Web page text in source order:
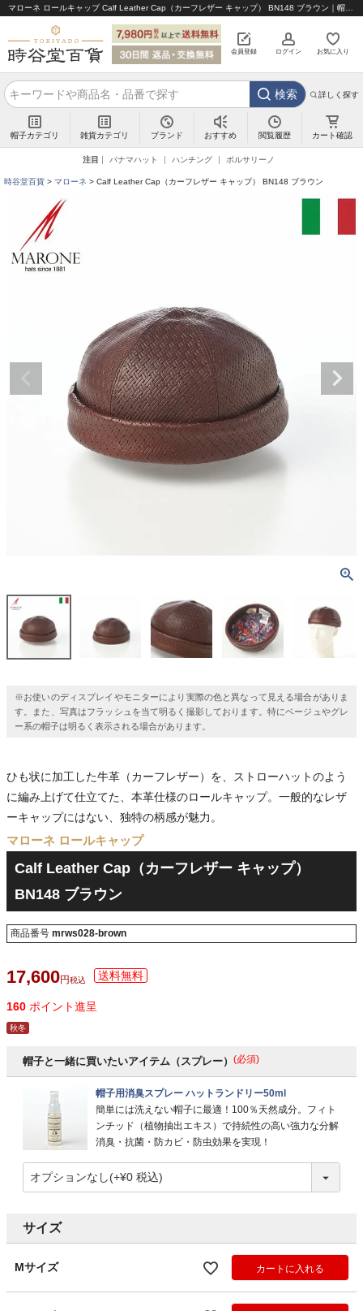
会員登録 ログイン お気に入り
検索 詳しく探す
帽子カテゴリ 雑貨カテゴリ ブランド おすすめ 閲覧履歴 カート確認
注目 パナマハット ハンチング ボルサリーノ
時谷堂百貨 マローネ Calf Leather Cap（カーフレザー キャップ） BN148 ブラウン
※お使いのディスプレイやモニターにより実際の色と異なって見える場合がありま
す。また、写真はフラッシュを当て明るく撮影しております。特にベージュやグレ
ー系の帽子は明るく表示される場合があります。
ひも状に加工した牛革（カーフレザー）を、ストローハットのよう
に編み上げて仕立てた、本革仕様のロールキャップ。一般的なレザ
ーキャップにはない、独特の柄感が魅力。
マローネ ロールキャップ
Calf Leather Cap（カーフレザー キャップ）
BN148 ブラウン
商品番号 mrws028-brown
17,600 税込
160 ポイント進呈
秋冬
帽子と一緒に買いたいアイテム（スプレー） (必須)
帽子用消臭スプレー ハットランドリー50ml
簡単には洗えない帽子に最適！100％天然成分。フィト
ンチッド（植物抽出エキス）で持続性の高い強力な分解
消臭・抗菌・防カビ・防虫効果を実現！
サイズ
Mサイズ カートに入れる